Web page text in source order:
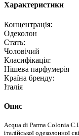
Характеристики
Концентрація:
Одеколон
Стать:
Чоловічий
Класифікація:
Нішева парфумерія
Країна бренду:
Італія
Опис
Acqua di Parma Colonia
італійської одеколонної